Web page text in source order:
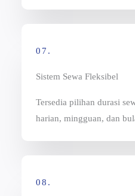
07.
Sistem Sewa Fleksibel
Tersedia pilihan durasi
harian, mingguan, dan
08.